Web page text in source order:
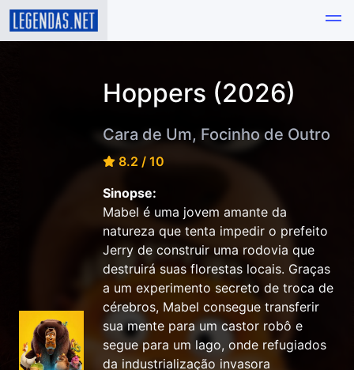
Hoppers (2026)
Cara de Um, Focinho de Outro
8.2 / 10
Sinopse:
Mabel é uma jovem amante da
natureza que tenta impedir o prefeito
Jerry de construir uma rodovia que
destruirá suas florestas locais. Graças
a um experimento secreto de troca de
cérebros, Mabel consegue transferir
sua mente para um castor robô e
segue para um lago, onde refugiados
da industrialização invasora